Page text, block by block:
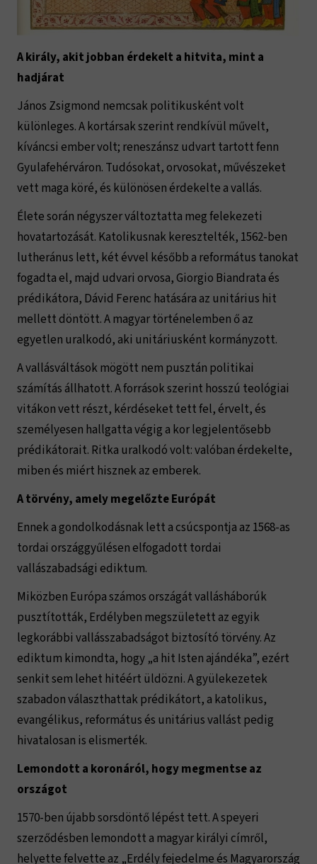
A király, akit jobban érdekelt a hitvita, mint a
hadjárat
János Zsigmond nemcsak politikusként volt
különleges. A kortársak szerint rendkívül művelt,
kíváncsi ember volt; reneszánsz udvart tartott fenn
Gyulafehérváron. Tudósokat, orvosokat, művészeket
vett maga köré, és különösen érdekelte a vallás.
Élete során négyszer változtatta meg felekezeti
hovatartozását. Katolikusnak keresztelték, 1562-ben
lutheránus lett, két évvel később a református tanokat
fogadta el, majd udvari orvosa, Giorgio Biandrata és
prédikátora, Dávid Ferenc hatására az unitárius hit
mellett döntött. A magyar történelemben ő az
egyetlen uralkodó, aki unitáriusként kormányzott.
A vallásváltások mögött nem pusztán politikai
számítás állhatott. A források szerint hosszú teológiai
vitákon vett részt, kérdéseket tett fel, érvelt, és
személyesen hallgatta végig a kor legjelentősebb
prédikátorait. Ritka uralkodó volt: valóban érdekelte,
miben és miért hisznek az emberek.
A törvény, amely megelőzte Európát
Ennek a gondolkodásnak lett a csúcspontja az 1568-as
tordai országgyűlésen elfogadott tordai
vallászabadsági ediktum.
Miközben Európa számos országát vallásháborúk
pusztították, Erdélyben megszületett az egyik
legkorábbi vallásszabadságot biztosító törvény. Az
ediktum kimondta, hogy „a hit Isten ajándéka”, ezért
senkit sem lehet hitéért üldözni. A gyülekezetek
szabadon választhattak prédikátort, a katolikus,
evangélikus, református és unitárius vallást pedig
hivatalosan is elismerték.
Lemondott a koronáról, hogy megmentse az
országot
1570-ben újabb sorsdöntő lépést tett. A speyeri
szerződésben lemondott a magyar királyi címről,
helyette felvette az „Erdély fejedelme és Magyarország